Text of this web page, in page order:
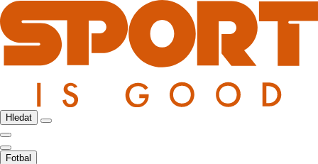
Hledat
Fotbal